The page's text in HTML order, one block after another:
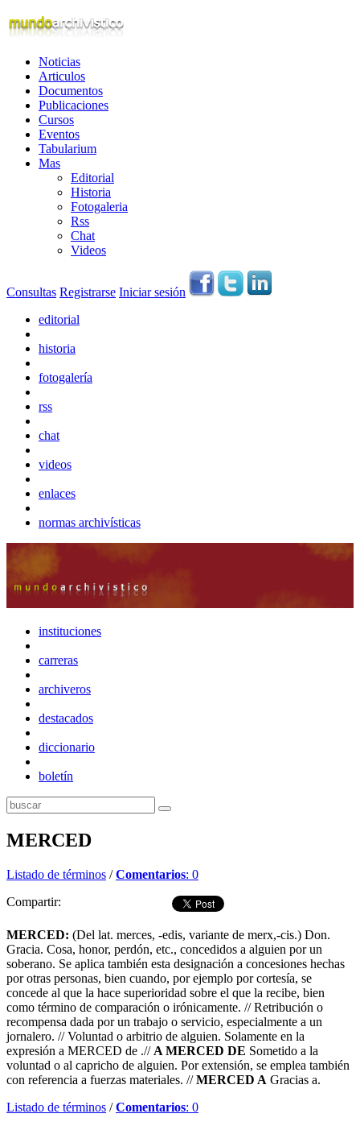
Noticias
Articulos
Documentos
Publicaciones
Cursos
Eventos
Tabularium
Mas
Editorial
Historia
Fotogaleria
Rss
Chat
Videos
Consultas Registrarse Iniciar sesión
editorial
historia
fotogalería
rss
chat
videos
enlaces
normas archivísticas
instituciones
carreras
archiveros
destacados
diccionario
boletín
MERCED
Listado de términos /Comentarios: 0
Compartir:
MERCED: (Del lat. merces, -edis, variante de merx,-cis.) Don.
Gracia. Cosa, honor, perdón, etc., concedidos a alguien por un
soberano. Se aplica también esta designación a concesiones hechas
por otras personas, bien cuando, por ejemplo por cortesía, se
concede al que la hace superioridad sobre el que la recibe, bien
como término de comparación o irónicamente. // Retribución o
recompensa dada por un trabajo o servicio, especialmente a un
jornalero. // Voluntad o arbitrio de alguien. Solamente en la
expresión a MERCED de .// A MERCED DE Sometido a la
voluntad o al capricho de alguien. Por extensión, se emplea también
con referencia a fuerzas materiales. //MERCED A Gracias a.
Listado de términos /Comentarios: 0